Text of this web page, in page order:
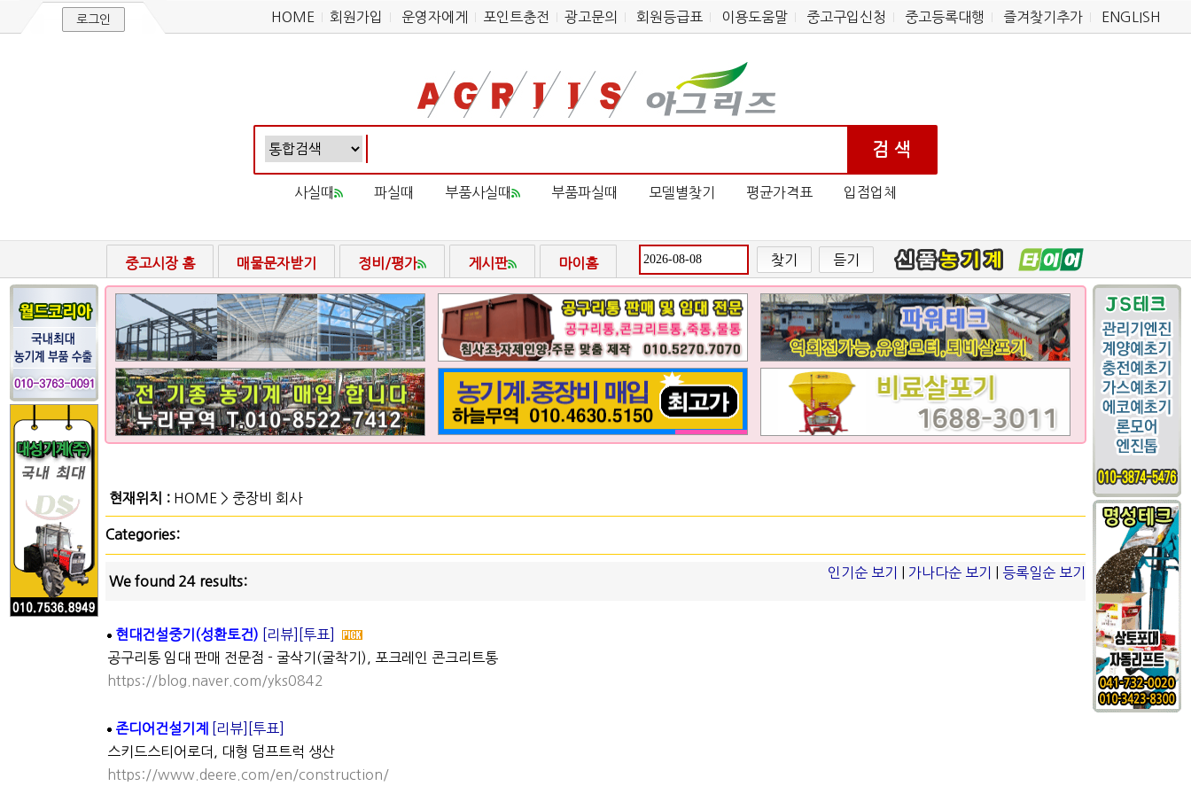
로그인 HOME 회원가입 운영자에게 포인트충전 광고문의 회원등급표 이용도움말 중고구입신청 중고등록대행 즐겨찾기추가 ENGLISH
사실때 파실때 부품사실때 부품파실때 모델별찾기 평균가격표 입점업체
중고시장 홈 매물문자받기 정비/평가 게시판 마이홈 찾기 듣기
현재위치 : HOME > 중장비 회사
Categories:
We found 24 results:
인기순 보기 가나다순 보기 등록일순 보기
현대건설중기(성환토건) [리뷰]
[투표]
공구리통 임대 판매 전문점 - 굴삭기(굴착기), 포크레인 콘크리트통
https://blog.naver.com/yks0842
존디어건설기계 [리뷰]
[투표]
스키드스티어로더, 대형 덤프트럭 생산
https://www.deere.com/en/construction/